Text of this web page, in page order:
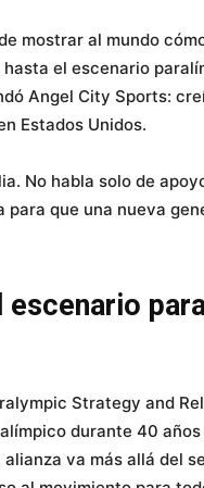
mostrar al mundo
el escenario
Angel City Sports:
Estados Unidos.
No habla solo de
que una nueva
Strategy and
durante 40
va más allá del